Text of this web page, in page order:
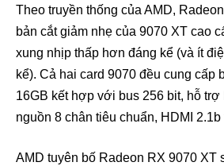
Theo truyền thống của AMD,
bản cắt giảm nhẹ của 9070 XT cao
xung nhịp thấp hơn đáng kể (và ít
kể). Cả hai card 9070 đều cung cấp
16GB kết hợp với bus 256 bit, hỗ trợ
nguồn 8 chân tiêu chuẩn, HDMI
AMD tuyên bố Radeon RX 9070 XT